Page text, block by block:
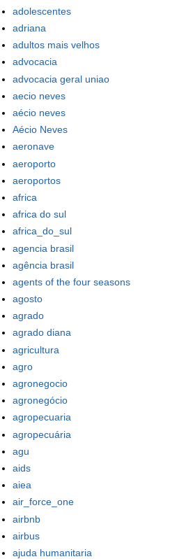
adolescentes
adriana
adultos mais velhos
advocacia
advocacia geral uniao
aecio neves
aécio neves
Aécio Neves
aeronave
aeroporto
aeroportos
africa
africa do sul
africa_do_sul
agencia brasil
agência brasil
agents of the four seasons
agosto
agrado
agrado diana
agricultura
agro
agronegocio
agronegócio
agropecuaria
agropecuária
agu
aids
aiea
air_force_one
airbnb
airbus
ajuda humanitaria